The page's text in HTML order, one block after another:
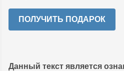
ПОЛУЧИТЬ ПОДАРОК
Данный текст является